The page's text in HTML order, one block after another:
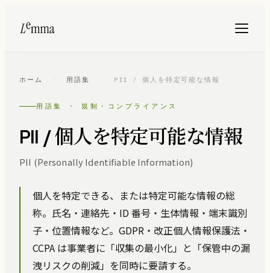
ホーム 用語集 PII / 個人を特定可能な情報
用語集 · 規制・コンプライアンス
PII / 個人を特定可能な情報
PII (Personally Identifiable Information)
個人を特定できる、または特定可能な情報の総
称。氏名・連絡先・ID 番号・生体情報・端末識別
子・位置情報など。GDPR・改正個人情報保護法・
CCPA は事業者に「収集の最小化」と「保管中の漏
洩リスクの削減」を同時に要請する。